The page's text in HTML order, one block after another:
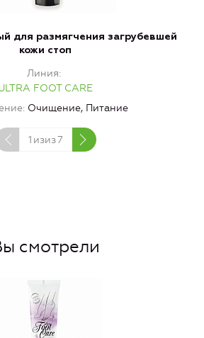
для размягчения загрубевшей
кожи стоп
Линия
FOOT CARE
Очищение, Питание
1 изиз7
смотрели